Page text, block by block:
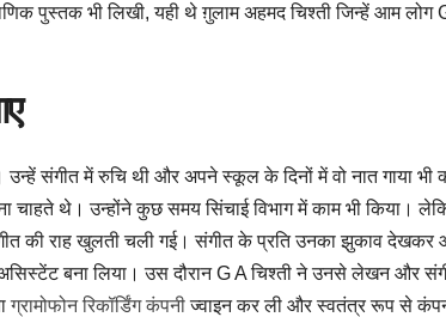
पुस्तक भी लिखी, यही थे ग़ुलाम अहमद चिश्ती जिन्हें आम लोग
संगीत में रुचि थी और अपने स्कूल के दिनों में वो नात गाया भी
चाहते थे। उन्होंने कुछ समय सिंचाई विभाग में काम भी किया।
की राह खुलती चली गई। संगीत के प्रति उनका झुकाव देखकर
बना लिया। उस दौरान G A चिश्ती ने उनसे लेखन और
ग्रामोफोन रिकॉर्डिंग कंपनीज्वाइन कर ली और स्वतंत्र रूप से